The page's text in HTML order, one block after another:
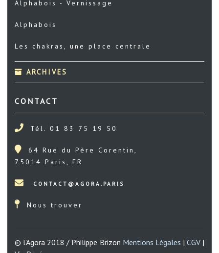
Alphabois - Vernissage
Alphabois
Les chakras, une place centrale
ARCHIVES
CONTACT
Tél. 01 83 75 19 50
64 Rue du Père Corentin,
75014 Paris, FR
Nous trouver
© l'Agora 2018 / Philippe Brizon Mentions Légales | CGV|